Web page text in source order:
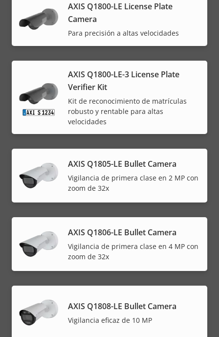
AXIS Q1800-LE License Plate
Camera
Para precisión a altas velocidades
AXIS Q1800-LE-3 License Plate
Verifier Kit
Kit de reconocimiento de matrículas
robusto y rentable para altas
velocidades
AXIS Q1805-LE Bullet Camera
Vigilancia de primera clase en 2 MP con
zoom de 32x
AXIS Q1806-LE Bullet Camera
Vigilancia de primera clase en 4 MP con
zoom de 32x
AXIS Q1808-LE Bullet Camera
Vigilancia eficaz de 10 MP